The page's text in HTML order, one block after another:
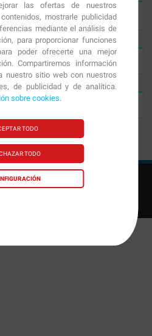
las ofertas de nuestros
mostrarle publicidad
mediante el análisis de
para proporcionar funciones
poder ofrecerte una mejor
Compartiremos información
nuestro sitio web con nuestros
de publicidad y de analítica.
sobre cookies.
TODO
TODO
Mejorar la circulación
sanguínea
Potenciar el entreno
S.L ©